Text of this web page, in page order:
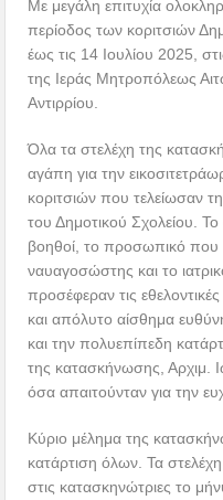
Με μεγάλη επιτυχία
περίοδος των κοριτσιών
έως τις 14 Ιουλίου 2025,
της Ιεράς Μητροπόλεως
Αντιρρίου.
Όλα τα στελέχη της
αγάπη για την
κοριτσιών που τελείωσαν
του Δημοτικού Σχολείου. Το
βοηθοί, το προσωπικό που
ναυαγοσώστης και το
προσέφεραν τις
και απόλυτο αίσθημα
και την πολυεπίπεδη
της κατασκήνωσης, Αρχιμ.
όσα απαιτούνταν για την
Κύριο μέλημα της
κατάρτιση όλων. Τα
στις κατασκηνώτριες το